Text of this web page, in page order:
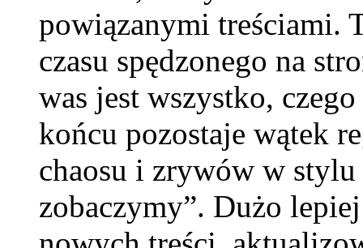
powiązanymi treściami.
czasu spędzonego na
was jest wszystko,
końcu pozostaje wątek
chaosu i zrywów w
zobaczymy”. Dużo